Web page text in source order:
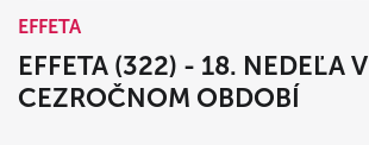
EFFETA
EFFETA (322) - 18. NEDEĽA V
CEZROČNOM OBDOBÍ